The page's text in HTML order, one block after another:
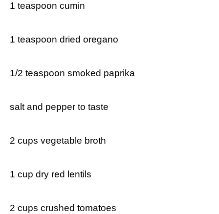
1 teaspoon cumin
1 teaspoon dried oregano
1/2 teaspoon smoked paprika
salt and⁢ pepper to taste
2 cups ‍vegetable broth
‍1 cup dry‌ red lentils
2 cups crushed tomatoes